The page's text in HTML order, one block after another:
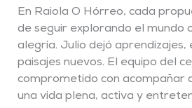
En Raiola O Hórreo, cada
de seguir explorando el mundo
alegría. Julio dejó aprendizajes,
paisajes nuevos. El equipo del
comprometido con acompañar
una vida plena, activa y